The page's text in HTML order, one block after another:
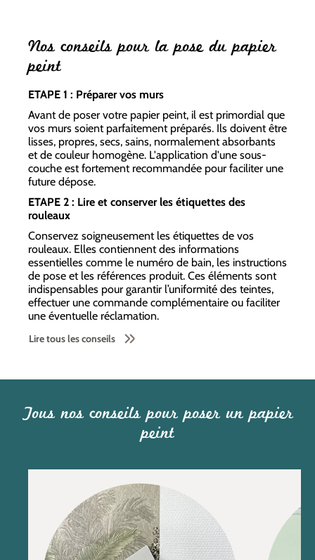
Nos conseils pour la pose du papier
peint
ETAPE 1 : Préparer vos murs
Avant de poser votre papier peint, il est primordial que
vos murs soient parfaitement préparés. Ils doivent être
lisses, propres, secs, sains, normalement absorbants
et de couleur homogène. L'application d'une sous-
couche est fortement recommandée pour faciliter une
future dépose.
ETAPE 2 : Lire et conserver les étiquettes des
rouleaux
Conservez soigneusement les étiquettes de vos
rouleaux. Elles contiennent des informations
essentielles comme le numéro de bain, les instructions
de pose et les références produit. Ces éléments sont
indispensables pour garantir l’uniformité des teintes,
effectuer une commande complémentaire ou faciliter
une éventuelle réclamation.
Lire tous les conseils
Tous nos conseils pour poser un papier
peint